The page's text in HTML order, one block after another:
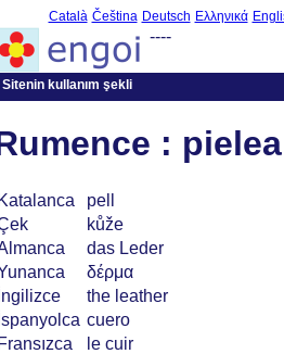
Català Čeština Deutsch Ελληνικά
----
Sitenin kullanım şekli
: pielea
Katalanca
pell
kůže
das Leder
δέρμα
İngilizce
the leather
İspanyolca cuero
Fransızca
le cuir